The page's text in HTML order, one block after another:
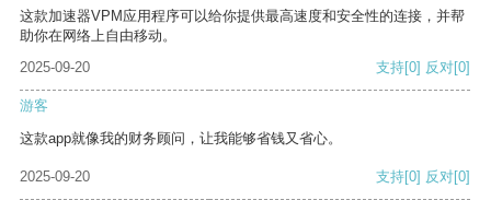
这款加速器VPM应用程序可以给你提供最高速度和安全性的连接，并帮
助你在网络上自由移动。
2025-09-20
支持[0] 反对[0]
游客
这款app就像我的财务顾问，让我能够省钱又省心。
2025-09-20 支持[0] 反对[0]